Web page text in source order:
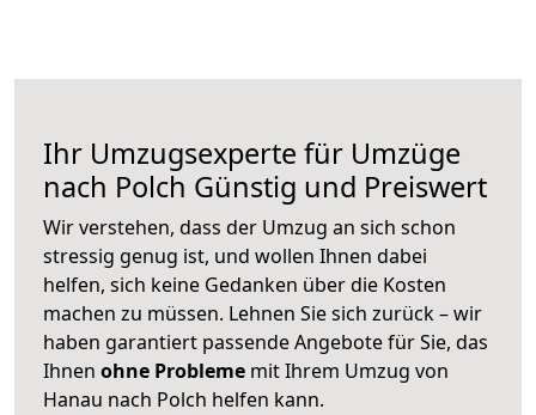
Ihr Umzugsexperte für Umzüge
nach Polch Günstig und Preiswert
Wir verstehen, dass der Umzug an sich schon
stressig genug ist, und wollen Ihnen dabei
helfen, sich keine Gedanken über die Kosten
machen zu müssen. Lehnen Sie sich zurück – wir
haben garantiert passende Angebote für Sie, das
Ihnen ohne Probleme mit Ihrem Umzug von
Hanau nach Polch helfen kann.